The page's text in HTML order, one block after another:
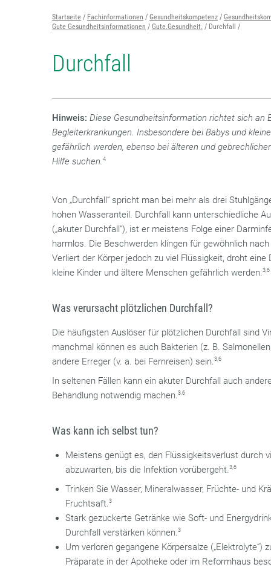
Startseite Fachinformationen Gesundheitskompetenz
Gute Gesundheitsinformationen
Gute.Gesundheit. Durchfall
Durchfall
Hinweis: Diese Gesundheitsinformation richtet sich an
Begleiterkrankungen. Insbesondere bei Babys und
gefährlich werden, ebenso bei älteren und
Hilfe suchen.4
Von „Durchfall“ spricht man bei mehr als drei
hohen Wasseranteil. Durchfall kann unterschiedliche
(„akuter Durchfall“), ist er meistens Folge einer
harmlos. Die Beschwerden klingen für gewöhnlich
Verliert der Körper jedoch zu viel Flüssigkeit, droht
kleine Kinder und ältere Menschen gefährlich werden.3,6
Was verursacht plötzlichen Durchfall?
Die häufigsten Auslöser für plötzlichen Durchfall sind
manchmal können es auch Bakterien (z. B.
andere Erreger (v. a. bei Fernreisen) sein.3,6
In seltenen Fällen kann ein akuter Durchfall auch
Behandlung notwendig machen.3,6
Was kann ich selbst tun?
Meistens genügt es, den Flüssigkeitsverlust durch
abzuwarten, bis die Infektion vorübergeht.3,6
Trinken Sie Wasser, Mineralwasser, Früchte- und
Fruchtsaft.3
Stark gezuckerte Getränke wie Soft- und
Durchfall verstärken können.3
Um verloren gegangene Körpersalze („Elektrolyte“)
Präparate in der Apotheke oder im Reformhaus